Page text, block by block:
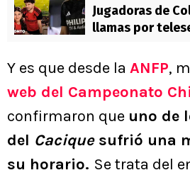
Jugadoras de
llamas por
Y es que desde la ANFP,
web del Campeonato
confirmaron que uno de
del Cacique sufrió una
su horario. Se trata del